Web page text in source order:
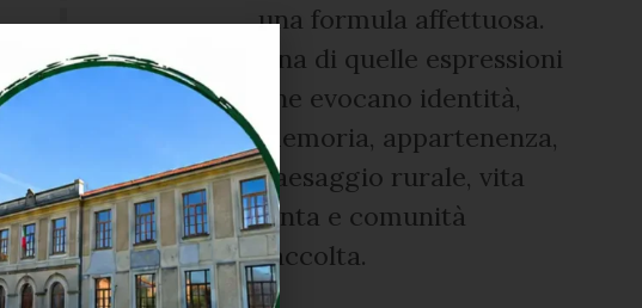
una formula affettuosa.
Una di quelle espressioni
che evocano identità,
memoria, appartenenza,
paesaggio rurale, vita
lenta e comunità
raccolta.